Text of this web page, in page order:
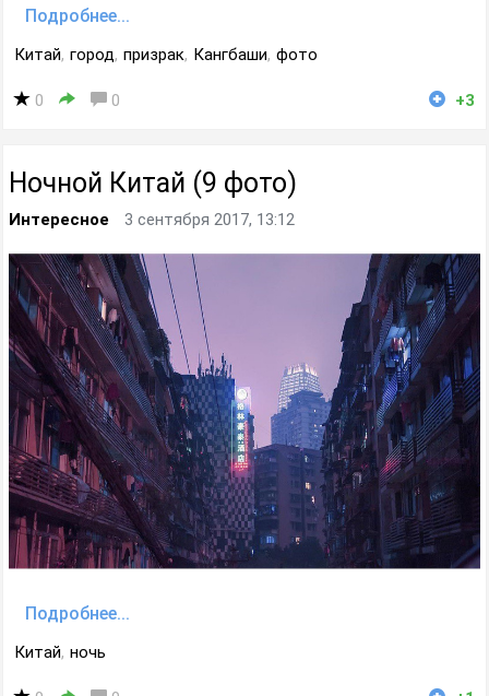
Подробнее...
Китай, город, призрак, Кангбаши, фото
0 0 +3
Ночной Китай (9 фото)
Интересное 3 сентября 2017, 13:12
Подробнее...
Китай, ночь